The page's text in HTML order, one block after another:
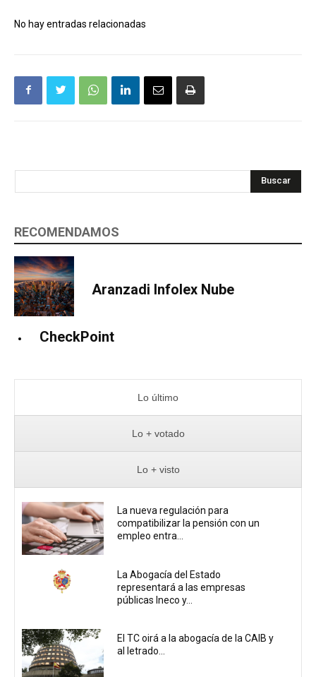
No hay entradas relacionadas
Buscar
RECOMENDAMOS
Aranzadi Infolex Nube
CheckPoint
Lo último
Lo + votado
Lo + visto
La nueva regulación para
compatibilizar la pensión con un
empleo entra...
La Abogacía del Estado
representará a las empresas
públicas Ineco y...
El TC oirá a la abogacía de la CAIB y
al letrado...